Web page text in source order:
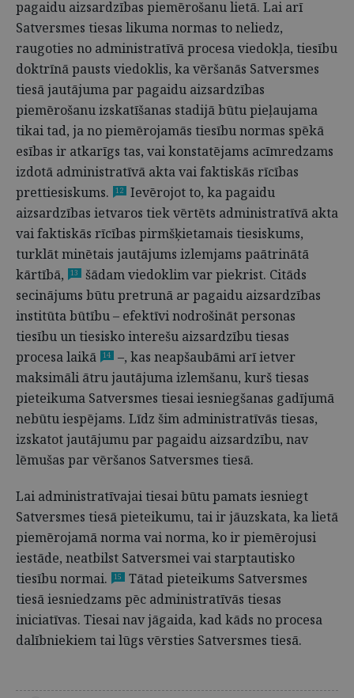
pagaidu aizsardzības piemērošanu lietā. Lai arī
Satversmes tiesas likuma normas to neliedz,
raugoties no administratīvā procesa viedokļa, tiesību
doktrīnā pausts viedoklis, ka vēršanās Satversmes
tiesā jautājuma par pagaidu aizsardzības
piemērošanu izskatīšanas stadijā būtu pieļaujama
tikai tad, ja no piemērojamās tiesību normas spēkā
esības ir atkarīgs tas, vai konstatējams acīmredzams
izdotā administratīvā akta vai faktiskās rīcības
prettiesiskums.
12
Ievērojot to, ka pagaidu
aizsardzības ietvaros tiek vērtēts administratīvā akta
vai faktiskās rīcības pirmšķietamais tiesiskums,
turklāt minētais jautājums izlemjams paātrinātā
kārtībā,
13
šādam viedoklim var piekrist. Citāds
secinājums būtu pretrunā ar pagaidu aizsardzības
institūta būtību – efektīvi nodrošināt personas
tiesību un tiesisko interešu aizsardzību tiesas
procesa laikā
14
–, kas neapšaubāmi arī ietver
maksimāli ātru jautājuma izlemšanu, kurš tiesas
pieteikuma Satversmes tiesai iesniegšanas gadījumā
nebūtu iespējams. Līdz šim administratīvās tiesas,
izskatot jautājumu par pagaidu aizsardzību, nav
lēmušas par vēršanos Satversmes tiesā.
Lai administratīvajai tiesai būtu pamats iesniegt
Satversmes tiesā pieteikumu, tai ir jāuzskata, ka lietā
piemērojamā norma vai norma, ko ir piemērojusi
iestāde, neatbilst Satversmei vai starptautisko
tiesību normai.
15
Tātad pieteikums Satversmes
tiesā iesniedzams pēc administratīvās tiesas
iniciatīvas. Tiesai nav jāgaida, kad kāds no procesa
dalībniekiem tai lūgs vērsties Satversmes tiesā.